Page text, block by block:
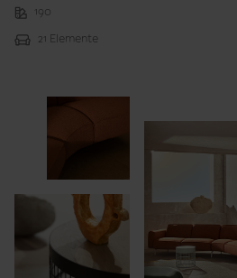
190
21 Elemente